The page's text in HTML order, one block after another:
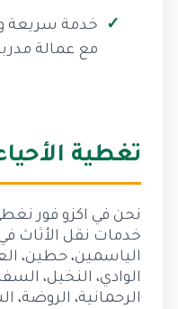
خدمة سريعة
مع عمالة
تغطية
نحن في اكزو فور
خدمات نقل الأثاث
الياسمين، حطين،
الوادي، النخيل،
الرحمانية، الروضة،